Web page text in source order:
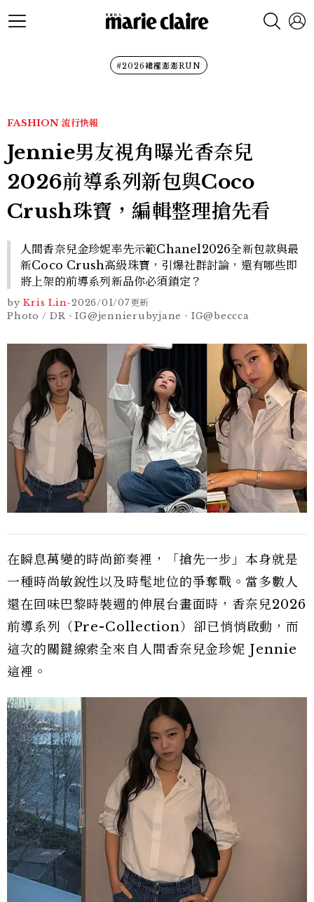
#2026裙襬澎澎RUN
FASHION 流行快報
Jennie男友視角曝光香奈兒
2026前導系列新包與Coco
Crush珠寶，編輯整理搶先看
人間香奈兒金珍妮率先示範Chanel2026全新包款與最
新Coco Crush高級珠寶，引爆社群討論，還有哪些即
將上架的前導系列新品你必須鎖定？
by Kris Lin-2026/01/07更新
Photo / DR、IG@jennierubyjane、IG@beccca
在瞬息萬變的時尚節奏裡，「搶先一步」本身就是
一種時尚敏銳性以及時髦地位的爭奪戰。當多數人
還在回味巴黎時裝週的伸展台畫面時，香奈兒2026
前導系列（Pre-Collection）卻已悄悄啟動，而
這次的關鍵線索全來自人間香奈兒金珍妮 Jennie
這裡。